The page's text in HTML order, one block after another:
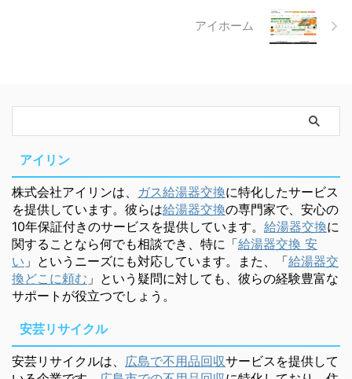
アイホーム
アイリン
株式会社アイリンは、 ガス給湯器交換に特化したサービス
を提供しています。彼らは給湯器交換の専門家で、安心の
10年保証付きのサービスを提供しています。 給湯器交換に
関することなら何でも相談でき、特に「給湯器交換 安
い 」というニーズにも対応しています。また、「給湯器交
換どこに頼む 」という疑問に対しても、彼らの経験豊富な
サポートが役立つでしょう。
安芸リサイクル
安芸リサイクルは、 広島で不用品回収サービスを提供して